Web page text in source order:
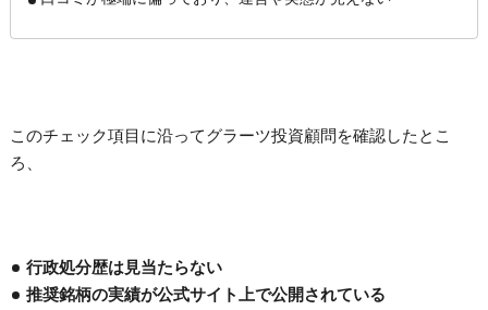
このチェック項目に沿ってグラーツ投資顧問を確認したとこ
ろ、
行政処分歴は見当たらない
推奨銘柄の実績が公式サイト上で公開されている